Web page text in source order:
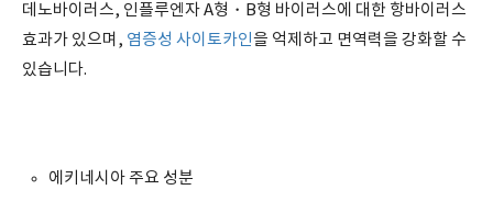
데노바이러스, 인플루엔자 A형・B형 바이러스에 대한 항바이러스
효과가 있으며, 염증성 사이토카인을 억제하고 면역력을 강화할 수
있습니다.
에키네시아 주요 성분